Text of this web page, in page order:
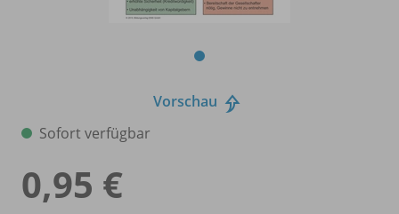
Vorschau
Sofort verfügbar
0,95 €